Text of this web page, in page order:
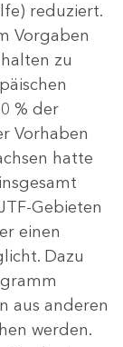
reduziert.
Vorgaben
zu
% der
Vorhaben
hatte
Gebieten
einen
Dazu
aus anderen
werden.